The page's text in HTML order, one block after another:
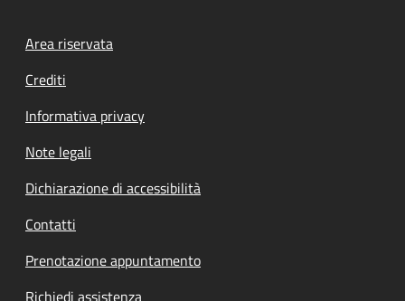
Footer menu
Area riservata
Crediti
Informativa privacy
Note legali
Dichiarazione di accessibilità
Contatti
Prenotazione appuntamento
Richiedi assistenza